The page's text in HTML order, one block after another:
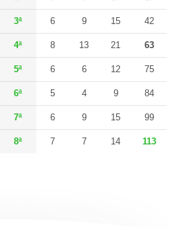
3ª 6 9 15 42
4ª 8 13 21 63
5ª 6 6 12 75
6ª 5 4 9 84
7ª 6 9 15 99
8ª 7 7 14 113